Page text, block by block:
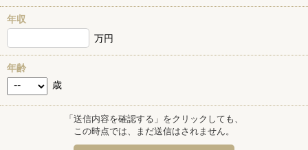
年収
万円
年齢
歳
「送信内容を確認する」をクリックしても、
この時点では、まだ送信はされません。